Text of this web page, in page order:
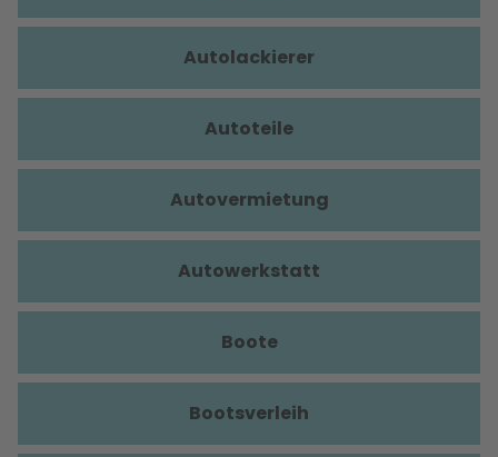
Autolackierer
Autoteile
Autovermietung
Autowerkstatt
Boote
Bootsverleih